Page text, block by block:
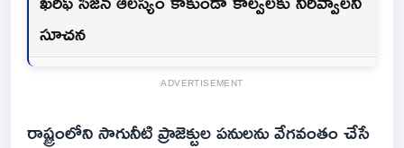
సూచన
ADVERTISEMENT
రాష్ట్రంలోని సాగునీటి ప్రాజెక్టుల పనులను వేగవంతం చేసే